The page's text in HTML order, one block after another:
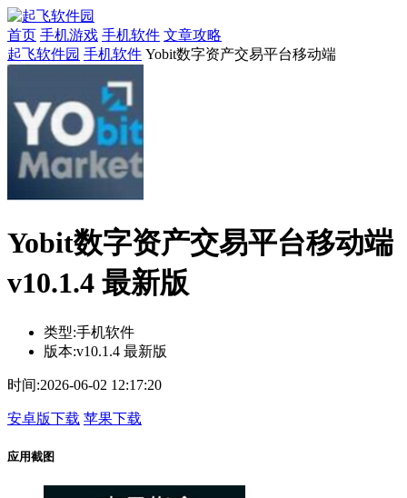
首页 手机游戏 手机软件 文章攻略
起飞软件园 手机软件 Yobit数字资产交易平台移动端
Yobit数字资产交易平台移动端
v10.1.4 最新版
类型:手机软件
版本:v10.1.4 最新版
时间:2026-06-02 12:17:20
安卓版下载 苹果下载
应用截图